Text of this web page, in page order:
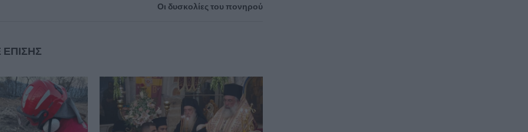
Οι δυσκολίες του πονηρού
ΕΠΙΣΗΣ